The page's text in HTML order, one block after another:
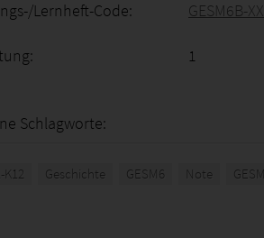
Lernheft-Code: GESM6B-
1
Schlagworte:
K12 Geschichte GESM6 Note